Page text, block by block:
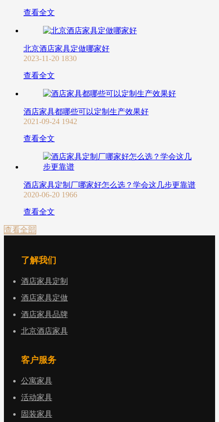
查看全文
北京酒店家具定做哪家好
2023-11-20 1830
查看全文
酒店家具都哪些可以定制生产效果好
2021-09-24 1942
查看全文
酒店家具定制厂哪家好怎么选？学会这几步更靠谱
2020-06-20 1966
查看全文
查看全部
了解我们
酒店家具定制
酒店家具定做
酒店家具品牌
北京酒店家具
客户服务
公寓家具
活动家具
固装家具